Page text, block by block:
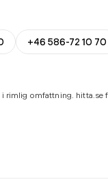
+46 586-72 10 70
rimlig omfattning.